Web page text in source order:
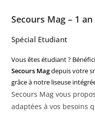
Secours Mag – 1 an
Spécial Etudiant
Vous êtes étudiant ?
Secours Magdepuis votre
grâce à notre liseuse
Secours Mag vous
adaptées à vos besoins